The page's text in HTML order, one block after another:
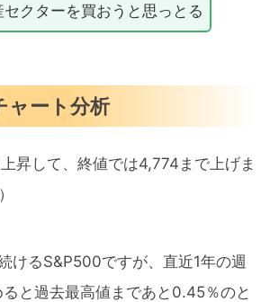
セクターを買おうと思っとる
ート分析
昇して、終値では4,774まで上げま
けるS&P500ですが、直近1年の週
と過去最高値まであと0.45％のと